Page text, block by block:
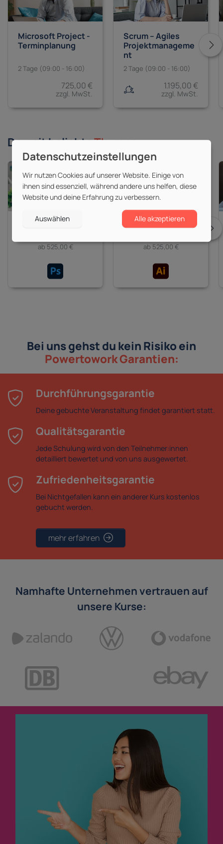
Microsoft Project -
Terminplanung
2 Tage (09:00 - 16:00)
725,00 €
zzgl. MwSt.
Scrum – Agiles
Projektmanageme
nt
2 Tage (09:00 - 16:00)
1.195,00 €
zzgl. MwSt.
Derzeit beliebteThemen
Adobe Photoshop
ab 525,00 €
Adobe Illustrator
ab 525,00 €
Bei uns gehst du kein Risiko ein
Powertowork Garantien:
Durchführungsgarantie
Deine gebuchte Veranstaltung findet garantiert statt.
Qualitätsgarantie
Jede Schulung wird von den Teilnehmer:innen
detailliert bewertet und von uns ausgewertet.
Zufriedenheitsgarantie
Bei Nichtgefallen kann ein anderer Kurs kostenlos
gebucht werden.
mehr erfahren
Namhafte Unternehmen vertrauen auf
unsere Kurse:
Wir nutzen Cookies auf unserer Website. Einige von
ihnen sind essenziell, während andere uns helfen, diese
Website und deine Erfahrung zu verbessern.
Auswählen Alle akzeptieren